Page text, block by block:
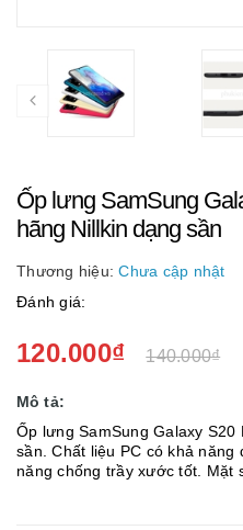
Ốp lưng SamSung
hãng Nillkin dạng sần
Thương hiệu: Chưa cập nhật
Đánh giá:
120.000₫ 140.000₫
Mô tả:
Ốp lưng SamSung Galaxy
sần. Chất liệu PC có khả
năng chống trầy xước tốt. Mặt